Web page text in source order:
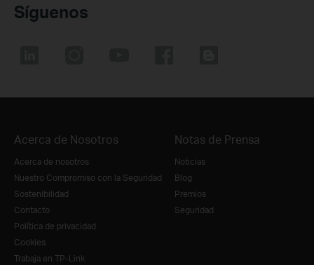
Síguenos
Acerca de Nosotros
Acerca de nosotros
Nuestro Compromiso con la Seguridad
Sostenibilidad
Contacto
Política de privacidad
Cookies
Trabaja en TP-Link
Notas de Prensa
Noticias
Blog
Premios
Seguridad